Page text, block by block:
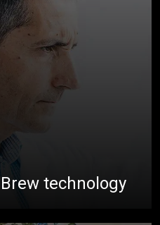
Brew technology